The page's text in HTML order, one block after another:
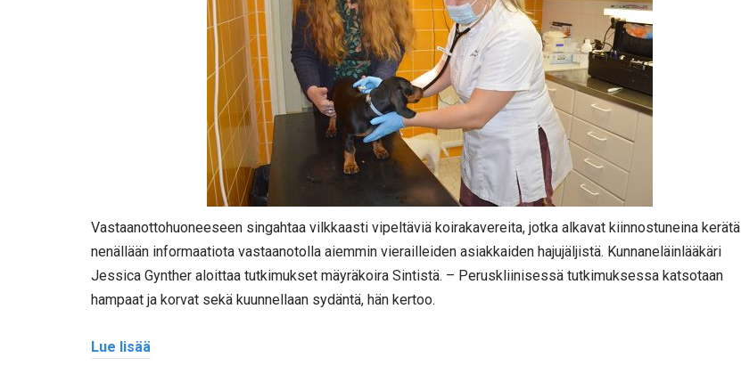
Vastaanottohuoneeseen singahtaa vilkkaasti vipeltäviä koirakavereita, jotka alkavat kiinnostuneina kerätä
nenällään informaatiota vastaanotolla aiemmin vierailleiden asiakkaiden hajujäljistä. Kunnaneläinlääkäri
Jessica Gynther aloittaa tutkimukset mäyräkoira Sintistä. – Peruskliinisessä tutkimuksessa katsotaan
hampaat ja korvat sekä kuunnellaan sydäntä, hän kertoo.
Lue lisää